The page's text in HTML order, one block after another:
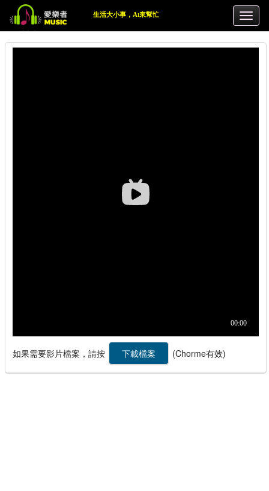
生活大小事，Ai來幫忙
如果需要影片檔案，請按 (Chorme有效)